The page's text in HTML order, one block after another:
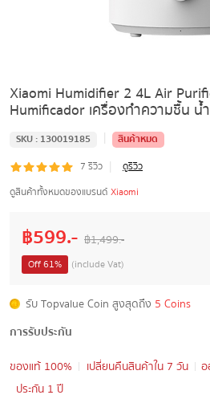
Xiaomi Humidifier 2 4L Air
Humificador เครื่องทำความชื้น น้
SKU : 130019185 |
สินค้าหมด
7 รีวิว |
ดูรีวิว
ดูสินค้าทั้งหมดของแบรนด์ Xiaomi
฿599.- ฿1,499.-
Off61% (include Vat)
รับ Topvalue Coin สูงสุดถึง 5 Coins
การรับประกัน
ของแท้ 100%
เปลี่ยนคืนสินค้าใน 7 วัน
ประกัน 1 ปี